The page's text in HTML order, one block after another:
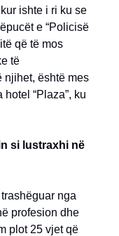
ishte i ri ku se
e “Policisë
që të mos
të
njihet, është mes
“Plaza”, ku
si lustraxhi në
nga
profesion dhe
plot 25 vjet që